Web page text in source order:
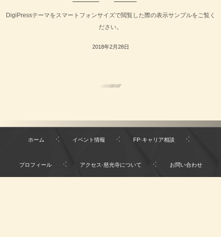
DigiPressテーマをスマートフォンサイズで閲覧した際の表示サンプルをご覧く
ださい。
2018年2月28日
ホーム イベント情報 FP·キャリア相談
プロフィール アクセス·慈光寺について お問い合わせ